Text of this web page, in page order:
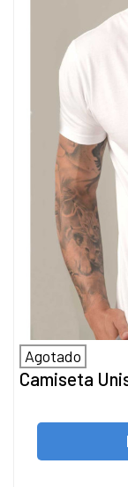
Agotado
Camiseta